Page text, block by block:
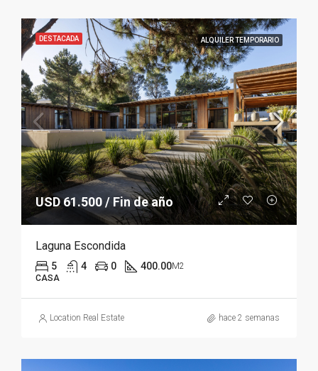
DESTACADA ALQUILER TEMPORARIO
USD 61.500 / Fin de año
Laguna Escondida
5 4 0 400.00M2
CASA
Location Real Estate hace 2 semanas